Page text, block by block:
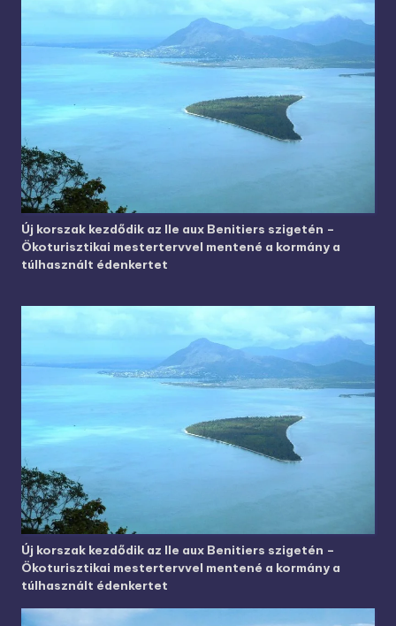
Új korszak kezdődik az Ile aux Benitiers szigetén –
Ökoturisztikai mestertervvel mentené a kormány a
túlhasznált édenkertet
Új korszak kezdődik az Ile aux Benitiers szigetén –
Ökoturisztikai mestertervvel mentené a kormány a
túlhasznált édenkertet